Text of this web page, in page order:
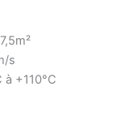
s
+110°C